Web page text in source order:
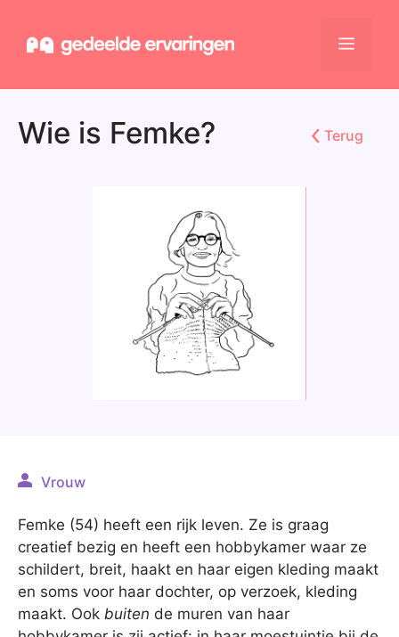
naar
Menu
Wie is Femke? Terug
Vrouw
Femke (54) heeft een rijk leven. Ze is graag
creatief bezig en heeft een hobbykamer waar ze
schildert, breit, haakt en haar eigen kleding maakt
en soms voor haar dochter, op verzoek, kleding
maakt. Ook buiten de muren van haar